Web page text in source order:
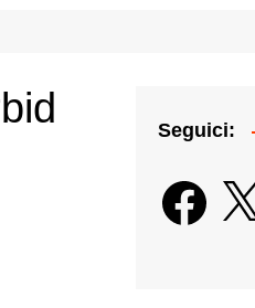
Seguici:
Facebook
X